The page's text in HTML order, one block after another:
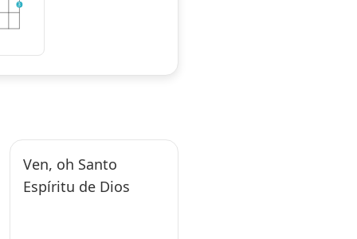
3
Ven, oh Santo
Espíritu de Dios